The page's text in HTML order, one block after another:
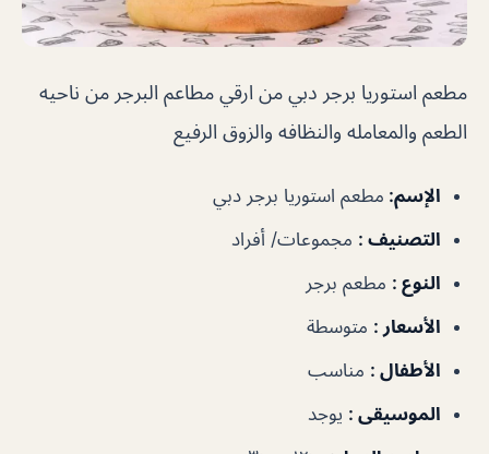
مطعم استوريا برجر دبي من ارقي مطاعم البرجر من ناحيه
الطعم والمعامله والنظافه والزوق الرفيع
الإسم: مطعم استوريا برجر دبي
التصنيف : مجموعات/ أفراد
النوع : مطعم برجر
الأسعار : متوسطة
الأطفال : مناسب
الموسيقى : يوجد